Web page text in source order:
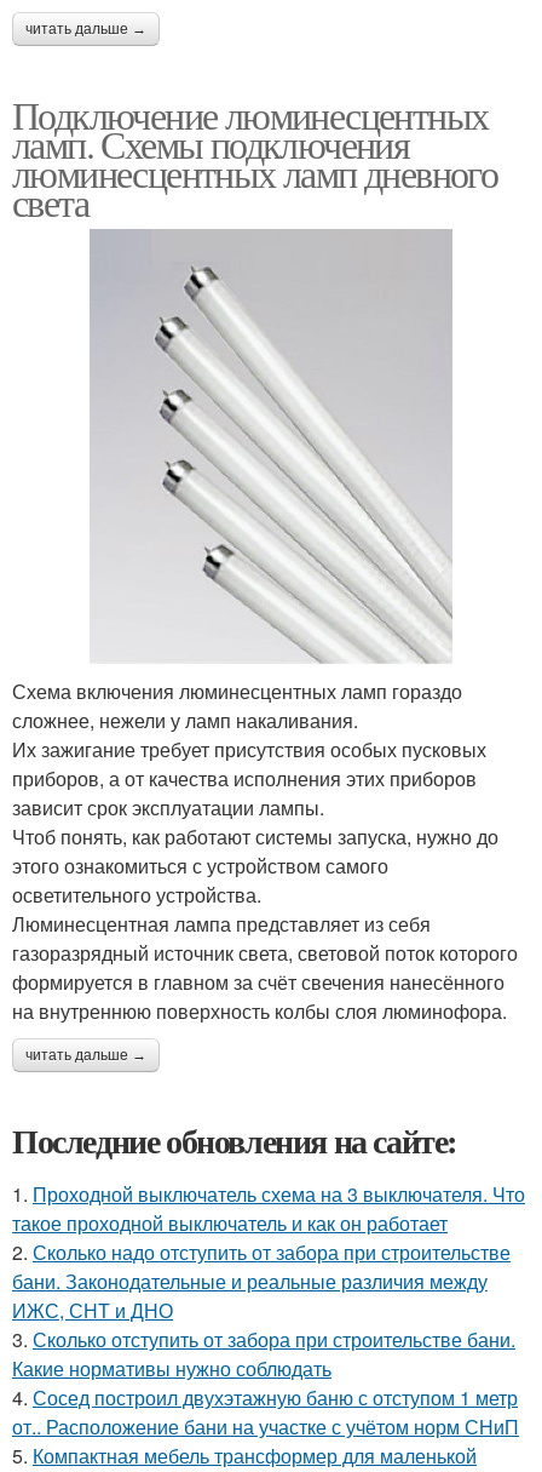
читать дальше →
Подключение люминесцентных
ламп. Схемы подключения
люминесцентных ламп дневного
света
Схема включения люминесцентных ламп гораздо
сложнее, нежели у ламп накаливания.
Их зажигание требует присутствия особых пусковых
приборов, а от качества исполнения этих приборов
зависит срок эксплуатации лампы.
Чтоб понять, как работают системы запуска, нужно до
этого ознакомиться с устройством самого
осветительного устройства.
Люминесцентная лампа представляет из себя
газоразрядный источник света, световой поток которого
формируется в главном за счёт свечения нанесённого
на внутреннюю поверхность колбы слоя люминофора.
читать дальше →
Последние обновления на сайте:
1. Проходной выключатель схема на 3 выключателя. Что
такое проходной выключатель и как он работает
2. Сколько надо отступить от забора при строительстве
бани. Законодательные и реальные различия между
ИЖС, СНТ и ДНО
3. Сколько отступить от забора при строительстве бани.
Какие нормативы нужно соблюдать
4. Сосед построил двухэтажную баню с отступом 1 метр
от.. Расположение бани на участке с учётом норм СНиП
5. Компактная мебель трансформер для маленькой